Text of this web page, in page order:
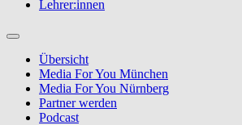
Lehrer:innen
Übersicht
Media For You München
Media For You Nürnberg
Partner werden
Podcast